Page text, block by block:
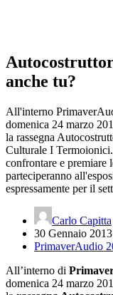
anche tu?
All'interno
domenica 24 marzo
la rassegna
Culturale I
confrontare e premiare
parteciperanno
espressamente per il
Carlo Capitta
30 Gennaio 2013
PrimaverAudio
All’interno di
domenica 24 marzo